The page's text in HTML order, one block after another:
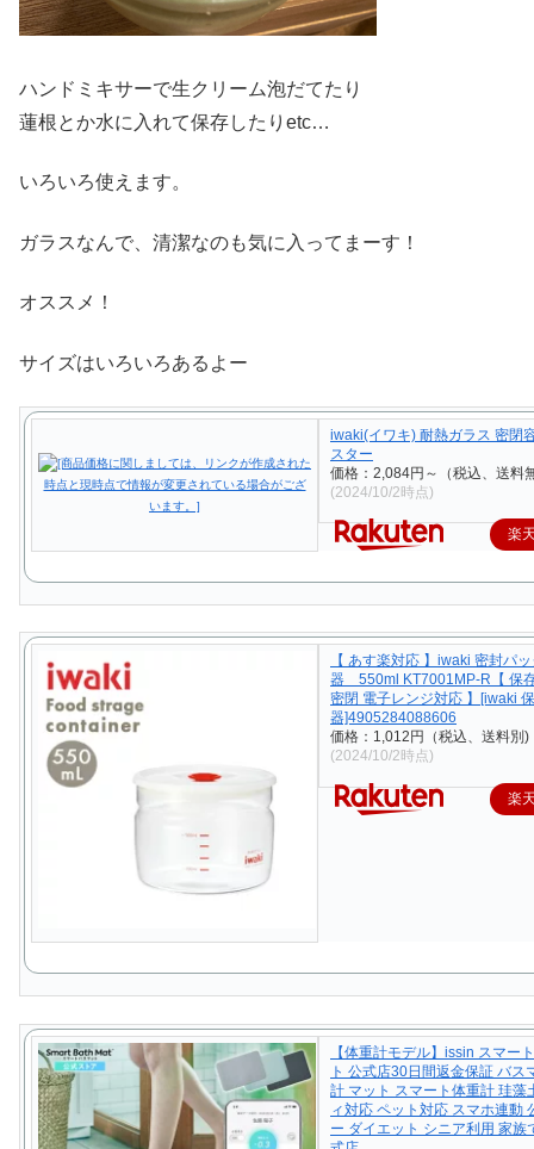
ハンドミキサーで生クリーム泡だてたり
蓮根とか水に入れて保存したりetc…
いろいろ使えます。
ガラスなんで、清潔なのも気に入ってまーす！
オススメ！
サイズはいろいろあるよー
iwaki(イワキ) 耐熱ガラス 密閉
スター
価格：2,084円～（税込、送料
(2024/10/2時点)
楽
【 あす楽対応 】iwaki 密封パ
器 550ml KT7001MP-R【 保
密閉 電子レンジ対応 】[iwaki
器]4905284088606
価格：1,012円（税込、送料別)
(2024/10/2時点)
楽
【体重計モデル】issin スマー
ト 公式店30日間返金保証 バス
計 マット スマート体重計 珪藻
ィ対応 ペット対応 スマホ連動
ー ダイエット シニア利用 家族